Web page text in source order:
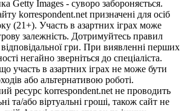
Getty Images - суворо забороняється.
korrespondent.net призначені для осіб
(21+). Участь в азартних іграх може
залежність. Дотримуйтесь правил
гри. При виявленні перших
негайно зверніться до спеціаліста.
участь в азартних іграх не може бути
або альтернативою роботі.
ресурс korrespondent.net не проводить
та/або віртуальні гроші, також сайт не